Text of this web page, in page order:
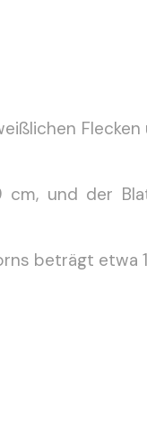
und der
beträgt etwa